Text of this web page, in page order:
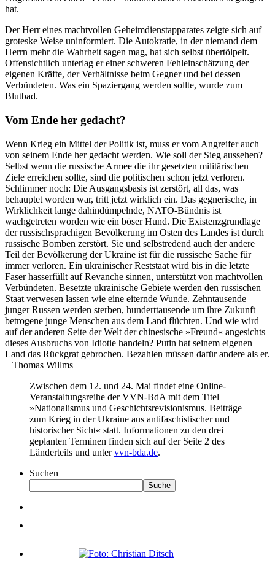
hat.
Der Herr eines machtvollen Geheimdienstapparates zeigte sich auf
groteske Weise uninformiert. Die Autokratie, in der niemand dem
Herrn mehr die Wahrheit sagen mag, hat sich selbst übertölpelt.
Offensichtlich unterlag er einer schweren Fehleinschätzung der
eigenen Kräfte, der Verhältnisse beim Gegner und bei dessen
Verbündeten. Was ein Spaziergang werden sollte, wurde zum
Blutbad.
Vom Ende her gedacht?
Wenn Krieg ein Mittel der Politik ist, muss er vom Angreifer auch
von seinem Ende her gedacht werden. Wie soll der Sieg aussehen?
Selbst wenn die russische Armee die ihr gesetzten militärischen
Ziele erreichen sollte, sind die politischen schon jetzt verloren.
Schlimmer noch: Die Ausgangsbasis ist zerstört, all das, was
behauptet worden war, tritt jetzt wirklich ein. Das gegnerische, in
Wirklichkeit lange dahindümpelnde, NATO-Bündnis ist
wachgetreten worden wie ein böser Hund. Die Existenzgrundlage
der russischsprachigen Bevölkerung im Osten des Landes ist durch
russische Bomben zerstört. Sie und selbstredend auch der andere
Teil der Bevölkerung der Ukraine ist für die russische Sache für
immer verloren. Ein ukrainischer Reststaat wird bis in die letzte
Faser hasserfüllt auf Revanche sinnen, unterstützt von machtvollen
Verbündeten. Besetzte ukrainische Gebiete werden den russischen
Staat verwesen lassen wie eine eiternde Wunde. Zehntausende
junger Russen werden sterben, hunderttausende um ihre Zukunft
betrogene junge Menschen aus dem Land flüchten. Und wie wird
auf der anderen Seite der Welt der chinesische »Freund« angesichts
dieses Ausbruchs von Idiotie handeln? Putin hat seinem eigenen
Land das Rückgrat gebrochen. Bezahlen müssen dafür andere als er.
Thomas Willms
Zwischen dem 12. und 24. Mai findet eine Online-
Veranstaltungsreihe der VVN-BdA mit dem Titel
»Nationalismus und Geschichtsrevisionismus. Beiträge
zum Krieg in der Ukraine aus antifaschistischer und
historischer Sicht« statt. Informationen zu den drei
geplanten Terminen finden sich auf der Seite 2 des
Länderteils und untervvn-bda.de.
Suchen
Suche